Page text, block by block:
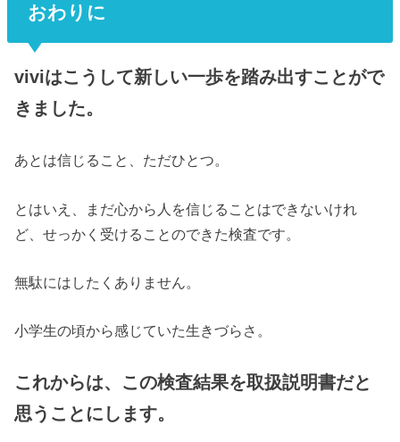
おわりに
viviはこうして新しい一歩を踏み出すことがで
きました。
あとは信じること、ただひとつ。
とはいえ、まだ心から人を信じることはできないけれ
ど、せっかく受けることのできた検査です。
無駄にはしたくありません。
小学生の頃から感じていた生きづらさ。
これからは、この検査結果を取扱説明書だと
思うことにします。